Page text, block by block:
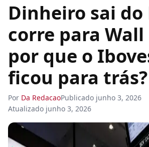
Dinheiro sai do
corre para
por que o
ficou para trás?
Por Da RedacaoPublicado junho 3, 2026
Atualizado junho 3, 2026